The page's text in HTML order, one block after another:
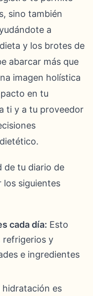
sino también
a
y los brotes de
abarcar más que
imagen holística
en tu
ti y a tu proveedor
de tu diario de
los siguientes
cada día: Esto
refrigerios y
e ingredientes
hidratación es